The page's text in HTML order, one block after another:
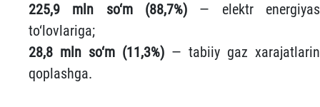
225,9 mln so‘m (88,7%) — elektr
to‘lovlariga;
28,8 mln so‘m (11,3%) — tabiiy gaz
qoplashga.